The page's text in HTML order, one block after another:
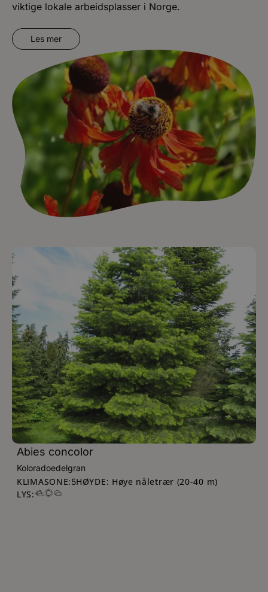
viktige lokale arbeidsplasser i Norge.
Les mer
Abies concolor
Koloradoedelgran
KLIMASONE:5HØYDE: Høye nåletrær (20-40 m)
LYS: